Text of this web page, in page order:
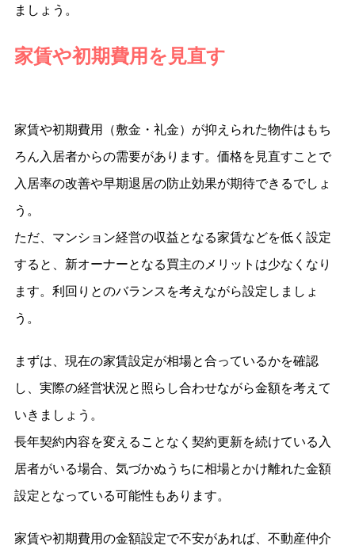
ましょう。
家賃や初期費用を見直す
家賃や初期費用（敷金・礼金）が抑えられた物件はもち
ろん入居者からの需要があります。価格を見直すことで
入居率の改善や早期退居の防止効果が期待できるでしょ
う。
ただ、マンション経営の収益となる家賃などを低く設定
すると、新オーナーとなる買主のメリットは少なくなり
ます。利回りとのバランスを考えながら設定しましょ
う。
まずは、現在の家賃設定が相場と合っているかを確認
し、実際の経営状況と照らし合わせながら金額を考えて
いきましょう。
長年契約内容を変えることなく契約更新を続けている入
居者がいる場合、気づかぬうちに相場とかけ離れた金額
設定となっている可能性もあります。
家賃や初期費用の金額設定で不安があれば、不動産仲介